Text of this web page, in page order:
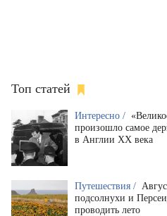
Топ статей
Интересно /
произошло самое
в Англии XX века
Путешествия /
подсолнухи и
проводить лето